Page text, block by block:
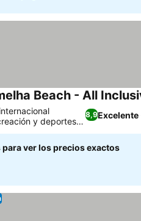
Beach - All
8,9Excelente
y deportes
para ver los precios exactos